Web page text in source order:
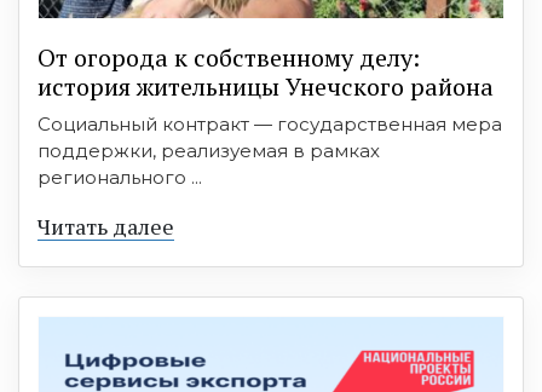
От огорода к собственному делу:
история жительницы Унечского района
Социальный контракт — государственная мера
поддержки, реализуемая в рамках
регионального ...
Читать далее